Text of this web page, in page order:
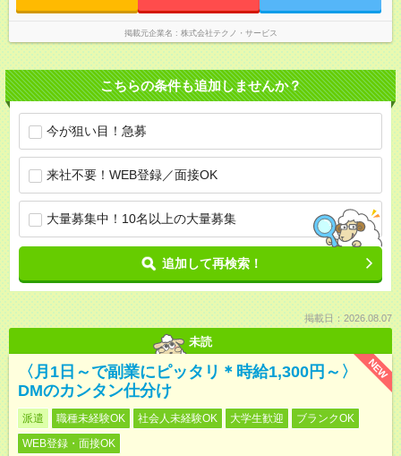
掲載元企業名 株式会社テクノ・サービス
こちらの条件も追加しませんか？
今が狙い目！急募
来社不要！WEB登録／面接OK
大量募集中！10名以上の大量募集
追加して再検索！
掲載日：2026.08.07
未読
NEW
〈月1日～で副業にピッタリ＊時給1,300円～〉
DMのカンタン仕分け
派遣 職種未経験OK 社会人未経験OK 大学生歓迎
ブランクOK
WEB登録・面接OK